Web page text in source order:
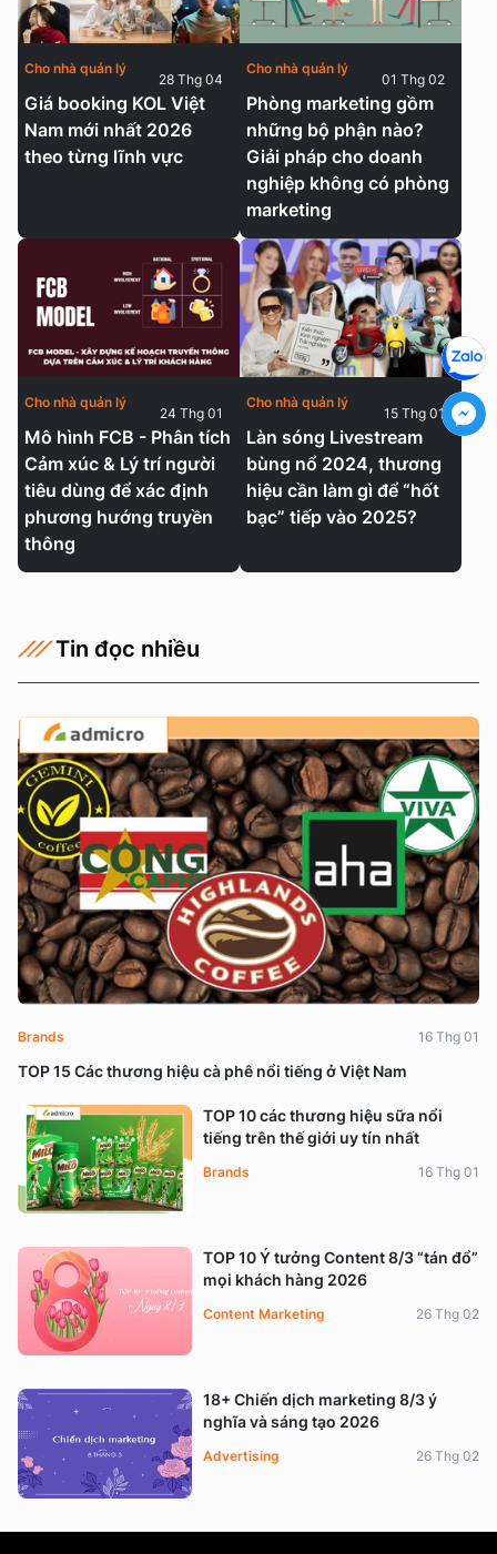
Giá booking KOL Việt
Nam mới nhất 2026
theo từng lĩnh vực
Cho nhà quản lý
28 Thg 04
Phòng marketing gồm
những bộ phận nào?
Giải pháp cho doanh
nghiệp không có phòng
marketing
Cho nhà quản lý
01 Thg 02
Mô hình FCB - Phân tích
Cảm xúc & Lý trí người
tiêu dùng để xác định
phương hướng truyền
thông
Cho nhà quản lý
24 Thg 01
Làn sóng Livestream
bùng nổ 2024, thương
hiệu cần làm gì để “hốt
bạc” tiếp vào 2025?
Cho nhà quản lý
15 Thg 01
Tin đọc nhiều
TOP 15 Các thương hiệu cà phê nổi tiếng ở Việt Nam
Brands 16 Thg 01
TOP 10 các thương hiệu sữa nổi
tiếng trên thế giới uy tín nhất
Brands 16 Thg 01
TOP 10 Ý tưởng Content 8/3 “tán đổ”
mọi khách hàng 2026
Content Marketing 26 Thg 02
18+ Chiến dịch marketing 8/3 ý
nghĩa và sáng tạo 2026
Advertising 26 Thg 02